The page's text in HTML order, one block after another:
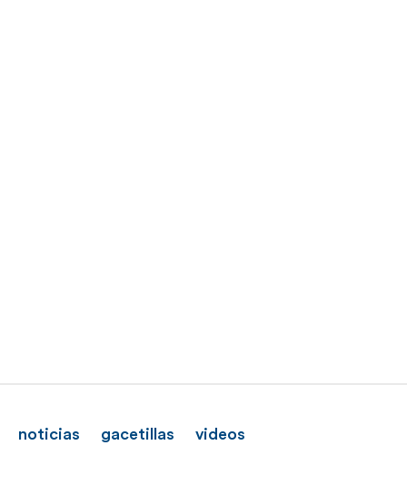
noticias gacetillas videos